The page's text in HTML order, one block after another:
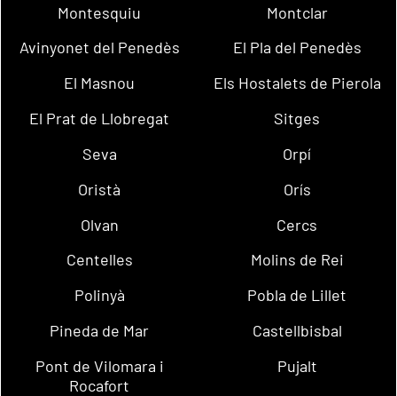
Montesquiu
Montclar
Avinyonet del Penedès
El Pla del Penedès
El Masnou
Els Hostalets de Pierola
El Prat de Llobregat
Sitges
Seva
Orpí
Oristà
Orís
Olvan
Cercs
Centelles
Molins de Rei
Polinyà
Pobla de Lillet
Pineda de Mar
Castellbisbal
Pont de Vilomara i
Rocafort
Pujalt